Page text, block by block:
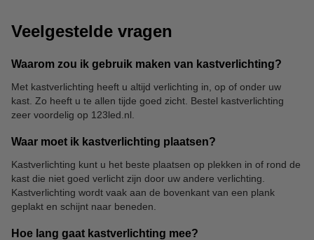
Veelgestelde vragen
Waarom zou ik gebruik maken van kastverlichting?
Met kastverlichting heeft u altijd verlichting in, op of onder uw
kast. Zo heeft u te allen tijde goed zicht. Bestel kastverlichting
zeer voordelig op 123led.nl.
Waar moet ik kastverlichting plaatsen?
Kastverlichting kunt u het beste plaatsen op plekken in of rond de
kast die niet goed verlicht zijn door uw andere verlichting.
Kastverlichting wordt vaak aan de bovenkant van een plank
geplakt en schijnt naar beneden.
Hoe lang gaat kastverlichting mee?